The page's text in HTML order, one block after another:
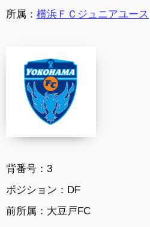
所属： 横浜ＦＣジュニアユース
背番号： 3
ポジション： DF
前所属：大豆戸FC